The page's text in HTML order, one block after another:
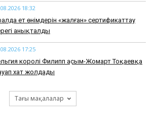
18:32
ет өнімдерін «жалған» сертификаттау
анықталды
17:25
королі Филипп Қасым-Жомарт Тоқаевқа
хат жолдады
Тағы мақалалар